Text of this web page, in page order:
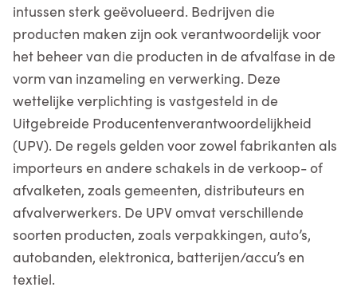
intussen sterk geëvolueerd. Bedrijven die
producten maken zijn ook verantwoordelijk voor
het beheer van die producten in de afvalfase in de
vorm van inzameling en verwerking. Deze
wettelijke verplichting is vastgesteld in de
Uitgebreide Producentenverantwoordelijkheid
(UPV). De regels gelden voor zowel fabrikanten als
importeurs en andere schakels in de verkoop- of
afvalketen, zoals gemeenten, distributeurs en
afvalverwerkers. De UPV omvat verschillende
soorten producten, zoals verpakkingen, autoʼs,
autobanden, elektronica, batterijen/accuʼs en
textiel.